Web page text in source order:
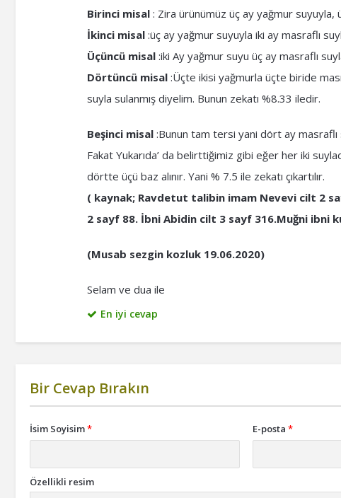
Birinci misal : Zira ürünümüz üç ay yağmur suyuyla,
İkinci misal :üç ay yağmur suyuyla iki ay masraflı
Üçüncü misal :iki Ay yağmur suyu üç ay masraflı
Dörtüncü misal :Üçte ikisi yağmurla üçte biride
suyla sulanmış diyelim. Bunun zekatı %8.33 iledir.
Beşinci misal :Bunun tam tersi yani dört ay masraflı
Fakat Yukarıda’ da belirttiğimiz gibi eğer her iki
dörtte üçü baz alınır. Yani % 7.5 ile zekatı çıkartılır.
( kaynak; Ravdetut talibin imam Nevevi cilt 2
2 sayf 88. İbni Abidin cilt 3 sayf 316.Muğni ibni
(Musab sezgin kozluk 19.06.2020)
Selam ve dua ile
En iyi cevap
Bir Cevap Bırakın
İsim Soyisim* E-posta *
Özellikli resim